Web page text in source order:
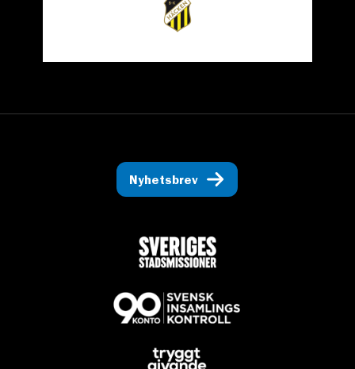
Nyhetsbrev